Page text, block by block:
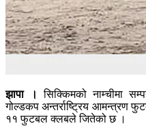
झापा ।
सिक्किमको नाम्चीमा
गोल्डकप अन्तर्राष्ट्रिय आमन्त्रण
११ फुटबल क्लबले जितेको छ ।